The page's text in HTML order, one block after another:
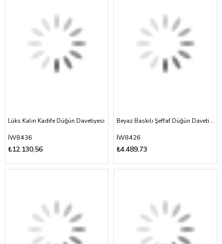
Lüks Kalın Kadife Düğün Davetiyesi
İW8436
₺12.130,56
Beyaz Baskılı Şeffaf Düğün Davetiyesi
İW8426
₺4.489,73